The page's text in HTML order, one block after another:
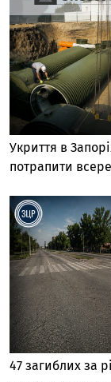
Укриття в
потрапити
47 загиблих за